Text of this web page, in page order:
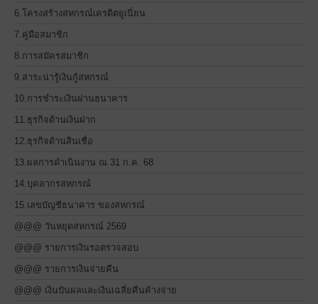
6.โครงสร้างสหกรณ์เครดิตยูเนี่ยน
7.คู่มือสมาชิก
8.การสมัครสมาชิก
9.สาระน่ารู้เงินกู้สหกรณ์
10.การชำระเงินผ่านธนาคาร
11.ธุรกิจด้านเงินฝาก
12.ธุรกิจด้านสินเชื่อ
13.ผลการดำเนินงาน ณ 31 ก.ค. 68
14.บุคลากรสหกรณ์
15.เลขบัญชีธนาคาร ของสหกรณ์
@@@ วันหยุดสหกรณ์ 2569
@@@ รายการเงินรอตรวจสอบ
@@@ รายการเงินจ่ายคืน
@@@ เงินปันผลและเงินเฉลี่ยคืนค้างจ่าย